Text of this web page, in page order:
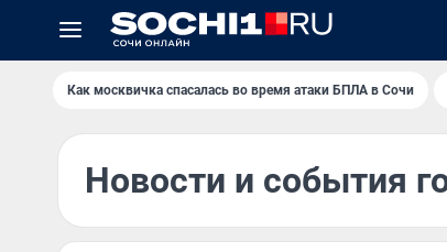
Как москвичка спасалась во время атаки БПЛА в Сочи
Новости и события